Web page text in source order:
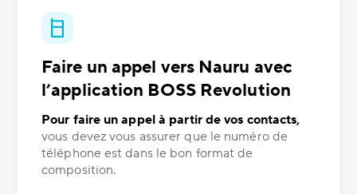
Faire un appel vers Nauru avec
l’application BOSS Revolution
Pour faire un appel à partir de vos contacts,
vous devez vous assurer que le numéro de
téléphone est dans le bon format de
composition.